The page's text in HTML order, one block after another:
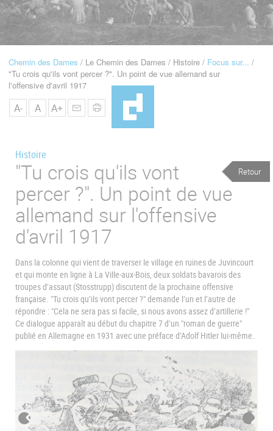
Navigation
Fil
d'Ariane
Chemin des Dames Le Chemin des Dames Histoire
Focus sur...
"Tu crois qu'ils vont percer ?". Un point de vue allemand sur
l'offensive d'avril 1917
A- A A+
Histoire
Retour
"Tu crois qu'ils vont
percer ?". Un point de vue
allemand sur l'offensive
d'avril 1917
Dans la colonne qui vient de traverser le village en ruines de Juvincourt
et qui monte en ligne à La Ville-aux-Bois, deux soldats bavarois des
troupes d’assaut (Stosstrupp) discutent de la prochaine offensive
française. "Tu crois qu’ils vont percer ?" demande l’un et l’autre de
répondre : "Cela ne sera pas si facile, si nous avons assez d’artillerie !"
Ce dialogue apparaît au début du chapitre 7 d’un "roman de guerre"
publié en Allemagne en 1931 avec une préface d’Adolf Hitler lui-même.